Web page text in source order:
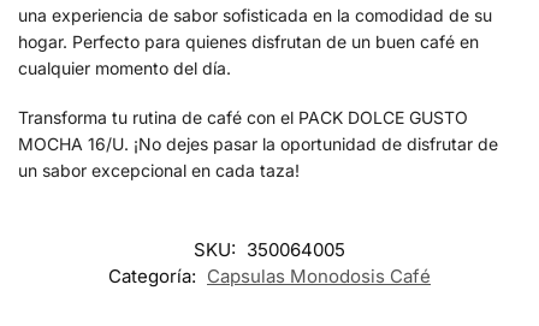
una experiencia de sabor sofisticada en la comodidad de su
hogar. Perfecto para quienes disfrutan de un buen café en
cualquier momento del día.
Transforma tu rutina de café con el PACK DOLCE GUSTO
MOCHA 16/U. ¡No dejes pasar la oportunidad de disfrutar de
un sabor excepcional en cada taza!
SKU: 350064005
Categoría: Capsulas Monodosis Café